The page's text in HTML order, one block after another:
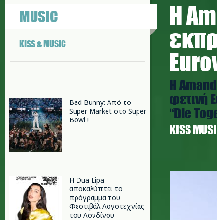
MUSIC
KISS & MUSIC
Bad Bunny: Από το
Super Market στο Super
Bowl !
Η Dua Lipa
αποκαλύπτει το
πρόγραμμα του
Φεστιβάλ Λογοτεχνίας
του Λονδίνου
Η
Η
φετινή
“Die
ΚISS